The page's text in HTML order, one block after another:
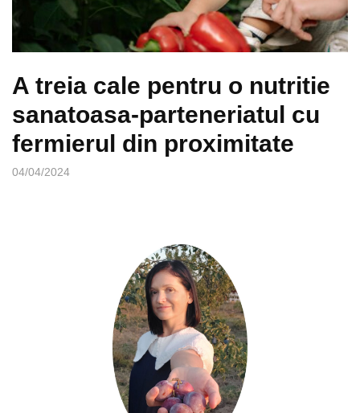
A treia cale pentru o nutritie
sanatoasa-parteneriatul cu
fermierul din proximitate
04/04/2024